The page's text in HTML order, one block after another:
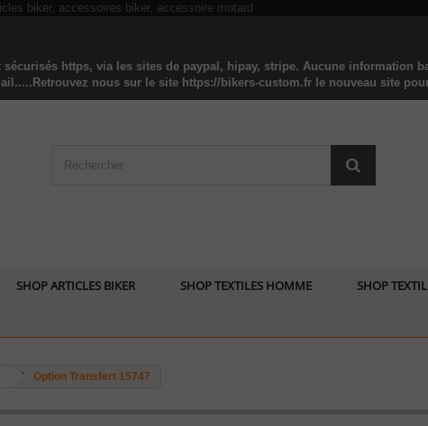
sécurisés https, via les sites de paypal, hipay, stripe. Aucune information
nous sur le site https://bikers-custom.fr le nouveau site
SHOP ARTICLES BIKER SHOP TEXTILES HOMME SHOP
Option Transfert 15747